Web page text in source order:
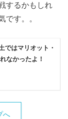
するかもしれ
です。。
ではマリオット・
なかったよ！
へ